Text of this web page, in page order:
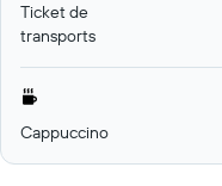
Ticket de
transports
Cappuccino